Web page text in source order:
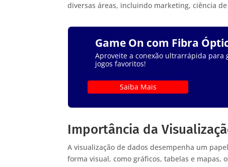
diversas áreas, incluindo marketing, ciência
Game On com Fibra
Aproveite a conexão ultrarrápida para
jogos favoritos!
Saiba Mais
Importância da
A visualização de dados desempenha um
forma visual, como gráficos, tabelas e mapas,